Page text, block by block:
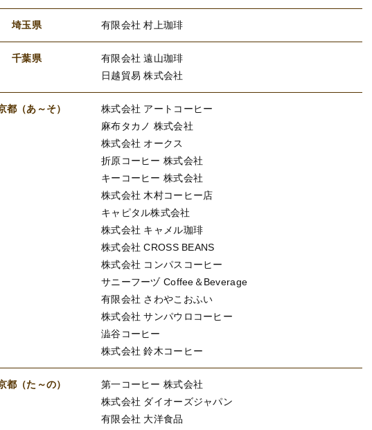
埼玉県 有限会社 村上珈琲
千葉県
有限会社 遠山珈琲
日越貿易 株式会社
都（あ～そ）
株式会社 アートコーヒー
麻布タカノ 株式会社
株式会社 オークス
折原コーヒー 株式会社
キーコーヒー 株式会社
株式会社 木村コーヒー店
キャピタル株式会社
株式会社 キャメル珈琲
株式会社 CROSS BEANS
株式会社 コンパスコーヒー
サニーフーヅ Coffee＆Beverage
有限会社 さわやこおふい
株式会社 サンパウロコーヒー
澁谷コーヒー
株式会社 鈴木コーヒー
都（た～の）
第一コーヒー 株式会社
株式会社 ダイオーズジャパン
有限会社 大洋食品